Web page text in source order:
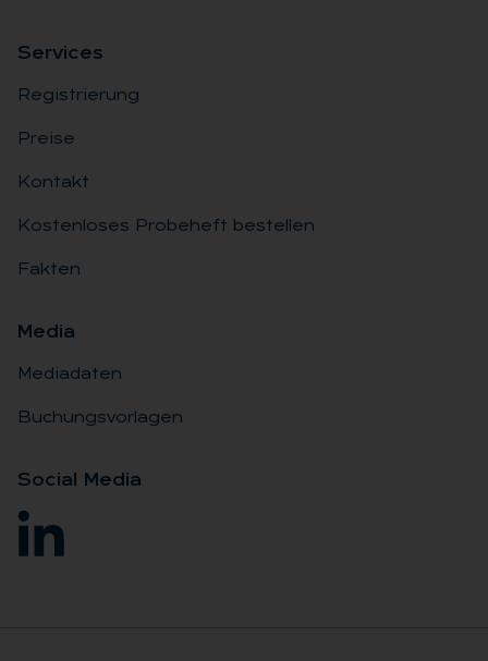
Ser­vices
Registrierung
Preise
Kontakt
Kostenloses Probeheft bestellen
Fakten
Me­dia
Mediadaten
Buchungsvorlagen
So­ci­al Me­dia